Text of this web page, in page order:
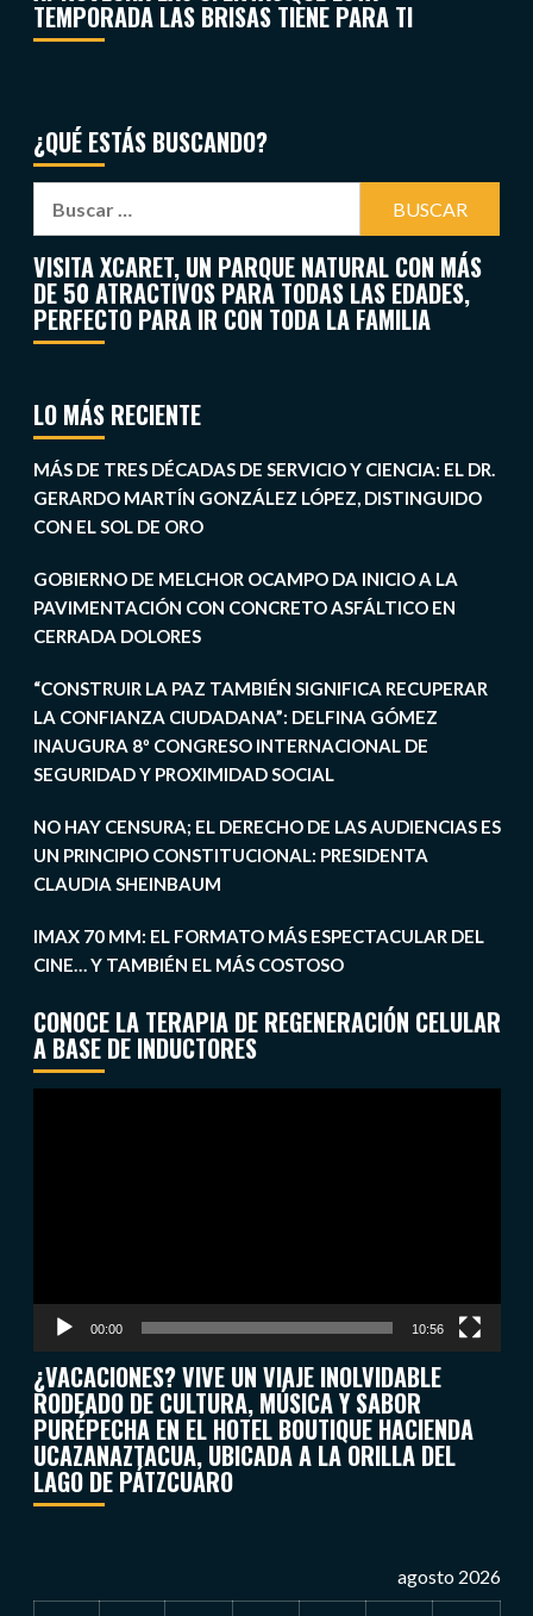
TEMPORADA LAS BRISAS TIENE PARA TI
¿QUÉ ESTÁS BUSCANDO?
VISITA XCARET, UN PARQUE NATURAL CON MÁS
DE 50 ATRACTIVOS PARA TODAS LAS EDADES,
PERFECTO PARA IR CON TODA LA FAMILIA
LO MÁS RECIENTE
MÁS DE TRES DÉCADAS DE SERVICIO Y CIENCIA: EL DR.
GERARDO MARTÍN GONZÁLEZ LÓPEZ, DISTINGUIDO
CON EL SOL DE ORO
GOBIERNO DE MELCHOR OCAMPO DA INICIO A LA
PAVIMENTACIÓN CON CONCRETO ASFÁLTICO EN
CERRADA DOLORES
“CONSTRUIR LA PAZ TAMBIÉN SIGNIFICA RECUPERAR
LA CONFIANZA CIUDADANA”: DELFINA GÓMEZ
INAUGURA 8º CONGRESO INTERNACIONAL DE
SEGURIDAD Y PROXIMIDAD SOCIAL
NO HAY CENSURA; EL DERECHO DE LAS AUDIENCIAS ES
UN PRINCIPIO CONSTITUCIONAL: PRESIDENTA
CLAUDIA SHEINBAUM
IMAX 70 MM: EL FORMATO MÁS ESPECTACULAR DEL
CINE… Y TAMBIÉN EL MÁS COSTOSO
CONOCE LA TERAPIA DE REGENERACIÓN CELULAR
A BASE DE INDUCTORES
00:00 10:56
¿VACACIONES? VIVE UN VIAJE INOLVIDABLE
RODEADO DE CULTURA, MÚSICA Y SABOR
PURÉPECHA EN EL HOTEL BOUTIQUE HACIENDA
UCAZANAZTACUA, UBICADA A LA ORILLA DEL
LAGO DE PÁTZCUARO
agosto 2026